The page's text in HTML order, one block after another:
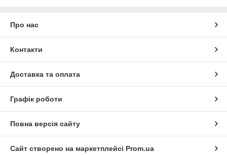
Про нас
Контакти
Доставка та оплата
Графік роботи
Повна версія сайту
Сайт створено на маркетплейсі Prom.ua